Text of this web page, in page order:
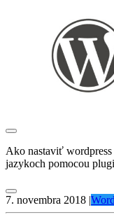
Ako nastaviť
jazykoch pomocou
7. novembra 2018 |